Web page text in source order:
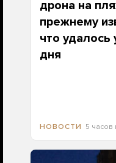
дрона на
прежнему
что удалось
дня
НОВОСТИ 5 часов